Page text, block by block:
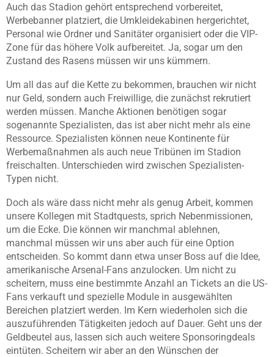
Auch das Stadion gehört entsprechend vorbereitet,
Werbebanner platziert, die Umkleidekabinen hergerichtet,
Personal wie Ordner und Sanitäter organisiert oder die VIP-
Zone für das höhere Volk aufbereitet. Ja, sogar um den
Zustand des Rasens müssen wir uns kümmern.
Um all das auf die Kette zu bekommen, brauchen wir nicht
nur Geld, sondern auch Freiwillige, die zunächst rekrutiert
werden müssen. Manche Aktionen benötigen sogar
sogenannte Spezialisten, das ist aber nicht mehr als eine
Ressource. Spezialisten können neue Kontinente für
Werbemaßnahmen als auch neue Tribünen im Stadion
freischalten. Unterschieden wird zwischen Spezialisten-
Typen nicht.
Doch als wäre dass nicht mehr als genug Arbeit, kommen
unsere Kollegen mit Stadtquests, sprich Nebenmissionen,
um die Ecke. Die können wir manchmal ablehnen,
manchmal müssen wir uns aber auch für eine Option
entscheiden. So kommt dann etwa unser Boss auf die Idee,
amerikanische Arsenal-Fans anzulocken. Um nicht zu
scheitern, muss eine bestimmte Anzahl an Tickets an die US-
Fans verkauft und spezielle Module in ausgewählten
Bereichen platziert werden. Im Kern wiederholen sich die
auszuführenden Tätigkeiten jedoch auf Dauer. Geht uns der
Geldbeutel aus, lassen sich auch weitere Sponsoringdeals
eintüten. Scheitern wir aber an den Wünschen der